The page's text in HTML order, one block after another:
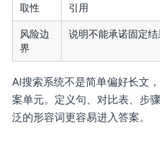
取性
引用
风险边
界
说明不能承诺固定结
AI搜索系统不是简单偏好长文
案单元。定义句、对比表、步
泛的形容词更容易进入答案。